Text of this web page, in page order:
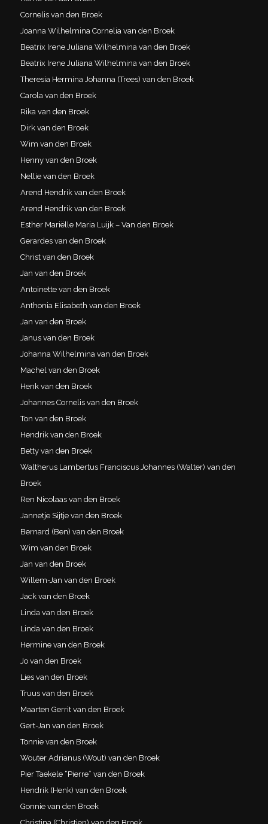
Cornelis van den Broek
Joanna Wilhelmina Cornelia van den Broek
Beatrix Irene Juliana Wilhelmina van den Broek
Beatrix Irene Juliana Wilhelmina van den Broek
Theresia Hermina Johanna (Trees) van den Broek
Carola van den Broek
Rika van den Broek
Dirk van den Broek
Wim van den Broek
Henny van den Broek
Nellie van den Broek
Arend Hendrik van den Broek
Arend Hendrik van den Broek
Esther Mariëlle Maria Luijk – Van den Broek
Gerardes van den Broek
Christ van den Broek
Jan van den Broek
Antoinette van den Broek
Anthonia Elisabeth van den Broek
Jan van den Broek
Janus van den Broek
Johanna Wilhelmina van den Broek
Machel van den Broek
Henk van den Broek
Johannes Cornelis van den Broek
Ton van den Broek
Hendrik van den Broek
Betty van den Broek
Waltherus Lambertus Franciscus Johannes (Walter) van den
Broek
Ren Nicolaas van den Broek
Jannetje Sijtje van den Broek
Bernard (Ben) van den Broek
Wim van den Broek
Jan van den Broek
Willem-Jan van den Broek
Jack van den Broek
Linda van den Broek
Linda van den Broek
Hermine van den Broek
Jo van den Broek
Lies van den Broek
Truus van den Broek
Maarten Gerrit van den Broek
Gert-Jan van den Broek
Tonnie van den Broek
Wouter Adrianus (Wout) van den Broek
Pier Taekele “Pierre” van den Broek
Hendrik (Henk) van den Broek
Gonnie van den Broek